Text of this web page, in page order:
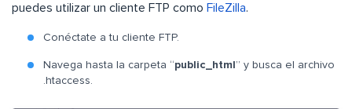
puedes utilizar un cliente FTP como FileZilla.
Conéctate a tu cliente FTP.
Navega hasta la carpeta “public_html” y busca el archivo
.htaccess.